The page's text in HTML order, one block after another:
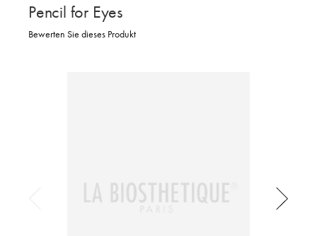
Pencil for Eyes
Bewerten Sie dieses Produkt